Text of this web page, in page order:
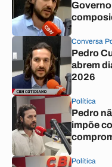
Governo
Conversa
Pedro
abrem
2026
Política
Pedro
impõe
Política